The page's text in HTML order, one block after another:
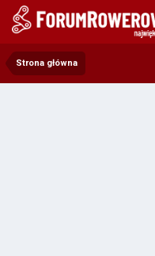
Strona główna